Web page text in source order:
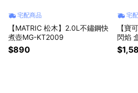
宅配商品
【MATRIC 松木】2.0L不鏽鋼快
煮壺MG-KT2009
$890
宅
【寶
閃焰